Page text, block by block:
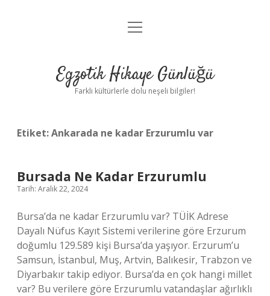
Anasayfa
Yasal Uyarı
menüyü
Egzotik Hikaye Günlüğü
Farklı kültürlerle dolu neşeli bilgiler!
Etiket:Ankarada ne kadar Erzurumlu var
Bursada Ne Kadar Erzurumlu
Tarih: Aralık 22, 2024
Bursa’da ne kadar Erzurumlu var? TÜİK Adrese
Dayalı Nüfus Kayıt Sistemi verilerine göre Erzurum
doğumlu 129.589 kişi Bursa’da yaşıyor. Erzurum’u
Samsun, İstanbul, Muş, Artvin, Balıkesir, Trabzon ve
Diyarbakır takip ediyor. Bursa’da en çok hangi millet
var? Bu verilere göre Erzurumlu vatandaşlar ağırlıklı